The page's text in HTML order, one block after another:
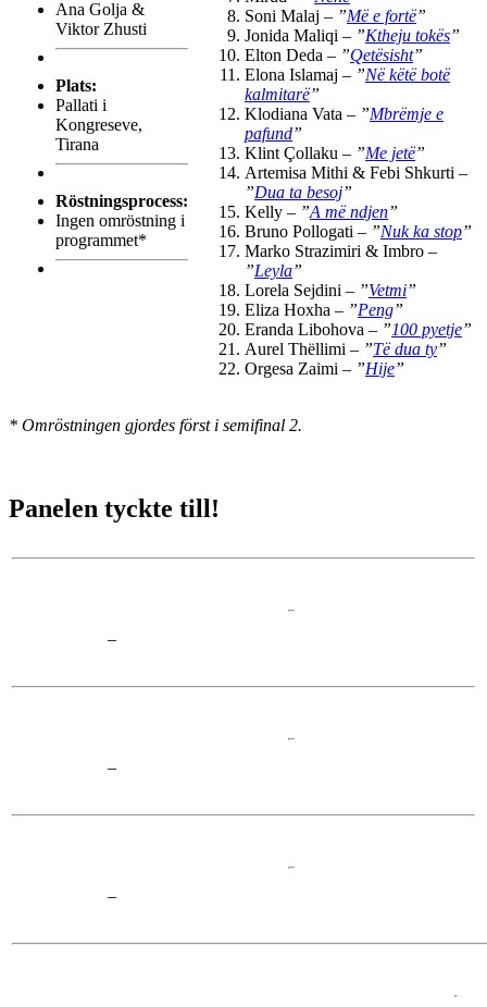
Ana Golja &
Viktor Zhusti
Plats:
Pallati i
Kongreseve,
Tirana
Röstningsprocess:
Ingen omröstning i
programmet*
Soni Malaj – ”Më e fortë”
Jonida Maliqi – ”Ktheju tokës”
Elton Deda – ”Qetësisht”
Elona Islamaj – ”Në këtë botë
kalmitarë”
Klodiana Vata – ”Mbrëmje e
pafund”
Klint Çollaku – ”Me jetë”
Artemisa Mithi & Febi Shkurti –
”Dua ta besoj”
Kelly – ”A më ndjen”
Bruno Pollogati – ”Nuk ka stop”
Marko Strazimiri & Imbro –
”Leyla”
Lorela Sejdini – ”Vetmi”
Eliza Hoxha – ”Peng”
Eranda Libohova – ”100 pyetje”
Aurel Thëllimi – ”Të dua ty”
Orgesa Zaimi – ”Hije”
* Omröstningen gjordes först i semifinal 2.
Panelen tyckte till!
–
–
–